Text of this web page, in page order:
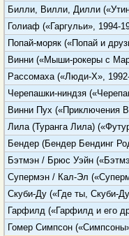
Билли, Вилли, Дилли
Голиаф («Гаргульи», 1994-
Попай-моряк («Попай и
Винни («Мыши-рокеры с
Рассомаха («Люди-Х»,
Черепашки-ниндзя
Винни Пух («Приключения
Лила (Туранга Лила)
Бендер (Бендер Бендинг
Бэтмэн / Брюс Уэйн
Супермэн / Кал-Эл
Скуби-Ду («Где ты, Скуби-
Гарфилд («Гарфилд и его
Гомер Симпсон